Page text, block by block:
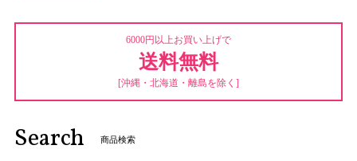
6000円以上お買い上げで
送料無料
[沖縄・北海道・離島を除く]
Search 商品検索